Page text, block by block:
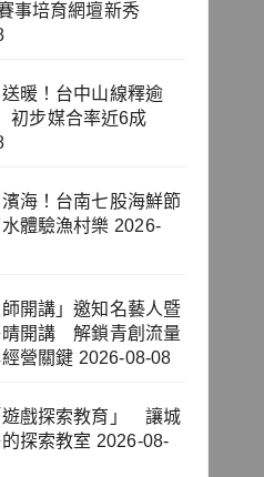
事培育網壇新秀
暖！台中山線釋逾
步媒合率近6成
海！台南七股海鮮節
體驗漁村樂 2026-
開講」邀知名藝人暨
晴開講 解鎖青創流量
營關鍵 2026-08-08
遊戲探索教育」 讓城
探索教室 2026-08-